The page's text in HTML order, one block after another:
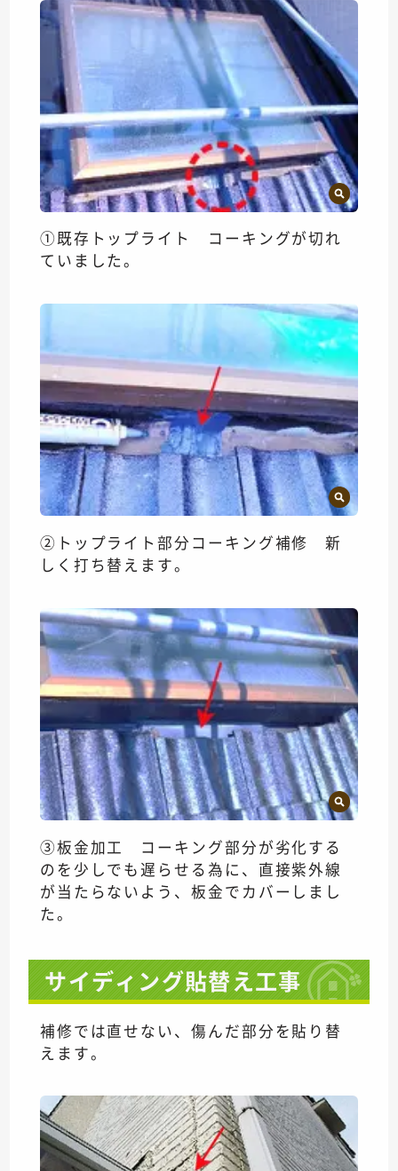
①既存トップライト コーキングが切れ
ていました。
②トップライト部分コーキング補修 新
しく打ち替えます。
③板金加工 コーキング部分が劣化する
のを少しでも遅らせる為に、直接紫外線
が当たらないよう、板金でカバーしまし
た。
サイディング貼替え工事
補修では直せない、傷んだ部分を貼り替
えます。